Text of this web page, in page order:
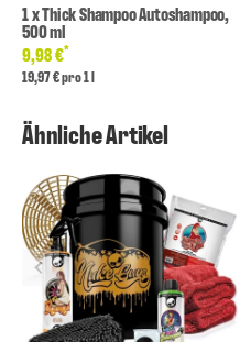
1xThick Shampoo Autoshampoo,
500 ml
9,98 €*
19,97 € pro 1 l
Ähnliche Artikel